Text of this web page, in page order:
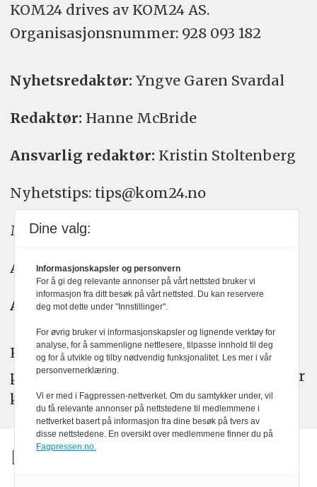
KOM24 drives av KOM24 AS.
Organisasjons­nummer: 928 093 182
Nyhetsredaktør: Yngve Garen Svardal
Redaktør: Hanne McBride
Ansvarlig redaktør: Kristin Stoltenberg
Nyhetstips: tips@kom24.no
Meninger: meninger@kom24.no
Annonse: annonse@watchmedia.no
Abonnement:kom24@watchmedia.no
KOM24 arbeider etter Vær Varsom-
plakatens regler for god presseskikk. Her
kan du lese mer omPFUsarbeid.
Dine valg:
Informasjonskapsler og personvern
For å gi deg relevante annonser på vårt nettsted bruker vi
informasjon fra ditt besøk på vårt nettsted. Du kan reservere
deg mot dette under "Innstillinger".
For øvrig bruker vi informasjonskapsler og lignende verktøy for
analyse, for å sammenligne nettlesere, tilpasse innhold til deg
og for å utvikle og tilby nødvendig funksjonalitet. Les mer i vår
personvernerklæring.
Vi er med i Fagpressen-nettverket. Om du samtykker under, vil
du få relevante annonser på nettstedene til medlemmene i
nettverket basert på informasjon fra dine besøk på tvers av
disse nettstedene. En oversikt over medlemmene finner du på
Fagpressen.no.